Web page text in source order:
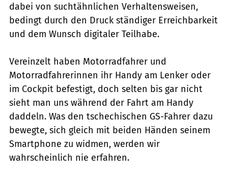
dabei von suchtähnlichen Verhaltensweisen,
bedingt durch den Druck ständiger Erreichbarkeit
und dem Wunsch digitaler Teilhabe.
Vereinzelt haben Motorradfahrer und
Motorradfahrerinnen ihr Handy am Lenker oder
im Cockpit befestigt, doch selten bis gar nicht
sieht man uns während der Fahrt am Handy
daddeln. Was den tschechischen GS-Fahrer dazu
bewegte, sich gleich mit beiden Händen seinem
Smartphone zu widmen, werden wir
wahrscheinlich nie erfahren.